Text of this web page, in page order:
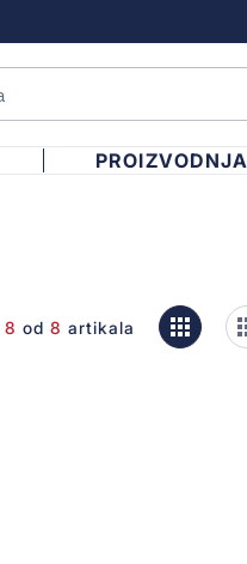
PROIZVODNJA
8 od8 artikala